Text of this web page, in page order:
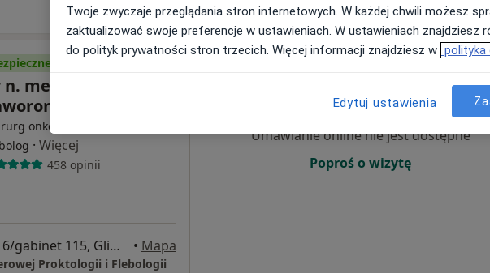
płatności
med. Dymitr
onkologiczny, Proktolog,
· Więcej
458 opinii
Stanisława Dubois 16/gabinet 115, Gliwice • Mapa
Proktologii i Flebologii
Ndz, Pon,
Umawianie online nie jest dostępne
Poproś o wizytę
Twoje zwyczaje przeglądania stron internetowych. W każdej chwili możesz
zaktualizować swoje preferencje w ustawieniach. W ustawieniach znajdziesz
do polityk prywatności stron trzecich. Więcej informacji znajdziesz w polityka
Edytuj ustawienia